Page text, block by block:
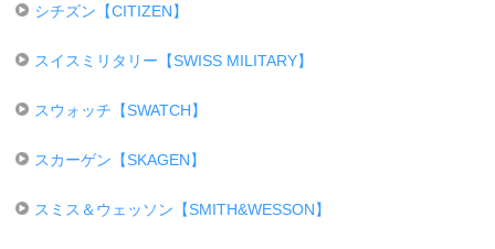
シチズン【CITIZEN】
スイスミリタリー【SWISS MILITARY】
スウォッチ【SWATCH】
スカーゲン【SKAGEN】
スミス＆ウェッソン【SMITH&WESSON】